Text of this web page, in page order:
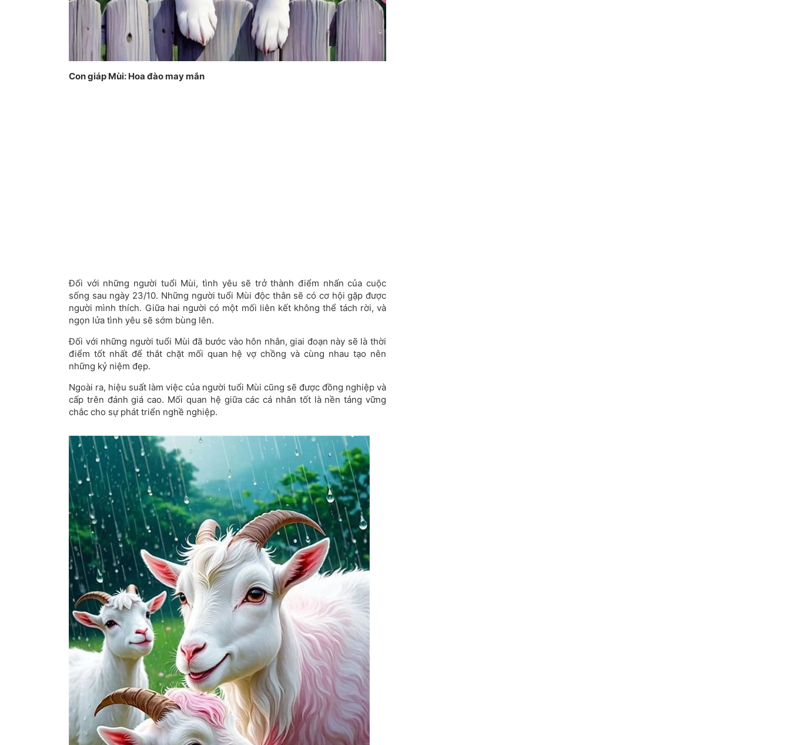
Con giáp Mùi: Hoa đào may mắn
Đối với những người tuổi Mùi, tình yêu sẽ trở thành điểm nhấn của cuộc
sống sau ngày 23/10. Những người tuổi Mùi độc thân sẽ có cơ hội gặp được
người mình thích. Giữa hai người có một mối liên kết không thể tách rời, và
ngọn lửa tình yêu sẽ sớm bùng lên.
Đối với những người tuổi Mùi đã bước vào hôn nhân, giai đoạn này sẽ là thời
điểm tốt nhất để thắt chặt mối quan hệ vợ chồng và cùng nhau tạo nên
những kỷ niệm đẹp.
Ngoài ra, hiệu suất làm việc của người tuổi Mùi cũng sẽ được đồng nghiệp và
cấp trên đánh giá cao. Mối quan hệ giữa các cá nhân tốt là nền tảng vững
chắc cho sự phát triển nghề nghiệp.